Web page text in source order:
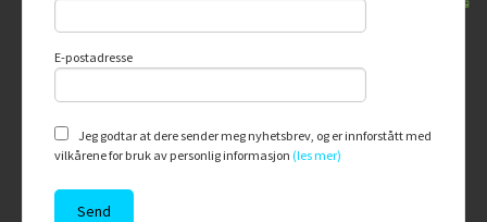
Vår nettbutikk bruker cookies slik at du
hovedsaklig til å lagre
innloggingsdetaljer og huske hva du
bruke siden som normalt om du godtar
E-postadresse
Jeg godtar at dere sender meg nyhetsbrev, og er innforstått med
vilkårene for bruk av personlig informasjon (les mer)